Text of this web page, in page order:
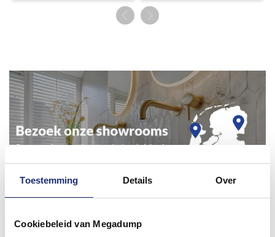
Toestemming Details Over
Cookiebeleid van Megadump